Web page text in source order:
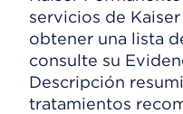
servicios de
obtener una lista
consulte su
Descripción
tratamientos